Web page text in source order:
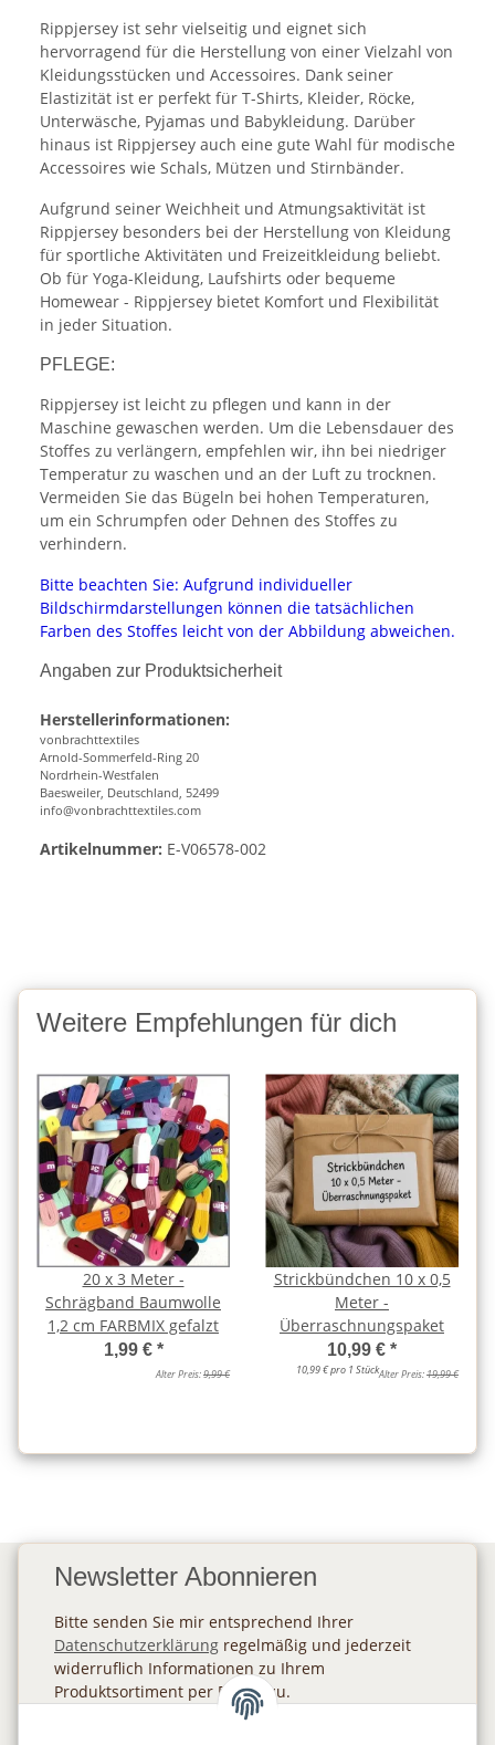
Rippjersey ist sehr vielseitig und eignet sich
hervorragend für die Herstellung von einer Vielzahl von
Kleidungsstücken und Accessoires. Dank seiner
Elastizität ist er perfekt für T-Shirts, Kleider, Röcke,
Unterwäsche, Pyjamas und Babykleidung. Darüber
hinaus ist Rippjersey auch eine gute Wahl für modische
Accessoires wie Schals, Mützen und Stirnbänder.
Aufgrund seiner Weichheit und Atmungsaktivität ist
Rippjersey besonders bei der Herstellung von Kleidung
für sportliche Aktivitäten und Freizeitkleidung beliebt.
Ob für Yoga-Kleidung, Laufshirts oder bequeme
Homewear - Rippjersey bietet Komfort und Flexibilität
in jeder Situation.
PFLEGE:
Rippjersey ist leicht zu pflegen und kann in der
Maschine gewaschen werden. Um die Lebensdauer des
Stoffes zu verlängern, empfehlen wir, ihn bei niedriger
Temperatur zu waschen und an der Luft zu trocknen.
Vermeiden Sie das Bügeln bei hohen Temperaturen,
um ein Schrumpfen oder Dehnen des Stoffes zu
verhindern.
Bitte beachten Sie: Aufgrund individueller
Bildschirmdarstellungen können die tatsächlichen
Farben des Stoffes leicht von der Abbildung abweichen.
Angaben zur Produktsicherheit
Herstellerinformationen:
vonbrachttextiles
Arnold-Sommerfeld-Ring 20
Nordrhein-Westfalen
Baesweiler, Deutschland, 52499
info@vonbrachttextiles.com
Artikelnummer: E-V06578-002
Weitere Empfehlungen für dich
20 x 3 Meter -
Schrägband Baumwolle
1,2 cm FARBMIX gefalzt
1,99 € *
Alter Preis:9,99 €
Strickbündchen 10 x 0,5
Meter -
Überraschnungspaket
10,99 € *
10,99 € pro 1 StückAlter Preis:19,99 €
Newsletter Abonnieren
Bitte senden Sie mir entsprechend Ihrer
Datenschutzerklärung regelmäßig und jederzeit
widerruflich Informationen zu Ihrem
Produktsortiment per E-Mail zu.